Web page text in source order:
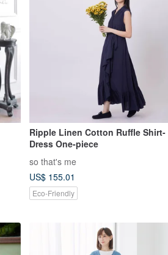
Ripple Linen Cotton Ruffle Shirt-
Dress One-piece
so that's me
US$ 155.01
Eco-Friendly